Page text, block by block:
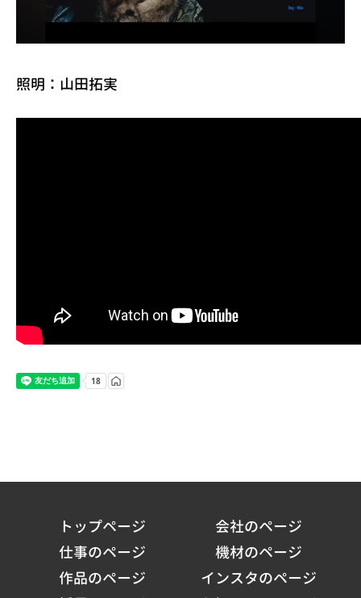
照明：山田拓実
トップページ
会社のページ
仕事のページ
機材のページ
作品のページ
インスタのページ